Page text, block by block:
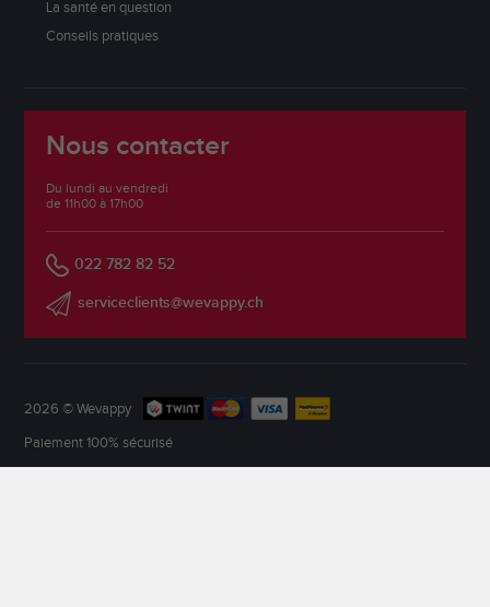
La santé en question
Conseils pratiques
Nous contacter
Du lundi au vendredi
de 11h00 à 17h00
022 782 82 52
serviceclients@wevappy.ch
2026 © Wevappy
Paiement 100% sécurisé